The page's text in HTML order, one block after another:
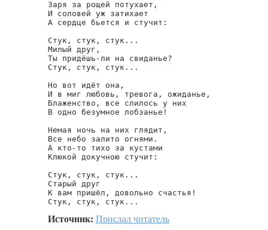
Заря за рощей потухает,
И соловей уж затихает
А сердце бьется и стучит:
Стук, стук, стук...
Милый друг,
Ты придёшь-ли на свиданье?
Стук, стук, стук...
Но вот идёт она,
И в миг любовь, тревога, ожиданье,
Блаженство, все слилось у них
В одно безумное лобзанье!
Немая ночь на них глядит,
Все небо залито огнями.
А кто-то тихо за кустами
Клюкой докучною стучит:
Стук, стук, стук...
Старый друг
К вам пришёл, довольно счастья!
Стук, стук, стук...
Источник: Прислал читатель